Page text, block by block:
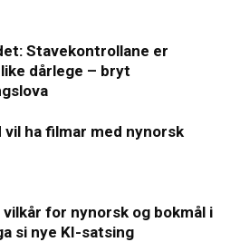
Stavekontrollane er
dårlege – bryt
vil ha filmar med nynorsk
vilkår for nynorsk og bokmål i
si nye KI-satsing